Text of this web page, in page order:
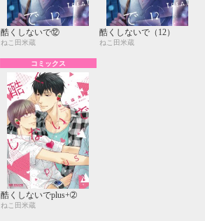
酷くしないで⑫
ねこ田米蔵
酷くしないで（12）
ねこ田米蔵
コミックス
酷くしないでplus+➁
ねこ田米蔵